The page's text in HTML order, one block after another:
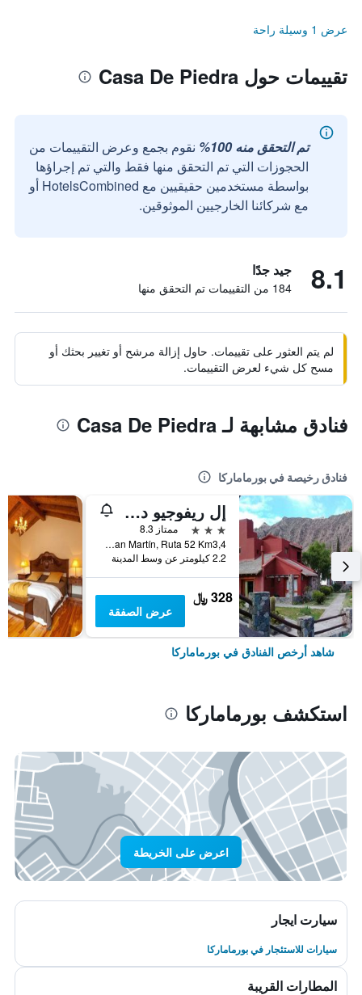
عرض 1 وسيلة راحة
تقييمات حول Casa De Piedra
تم التحقق منه 100%
نقوم بجمع وعرض التقييمات من
الحجوزات التي تم التحقق منها فقط والتي تم إجراؤها
بواسطة مستخدمين حقيقيين مع HotelsCombined أو
مع شركائنا الخارجيين الموثوقين.
8.1 جيد جدًا
184 من التقييمات تم التحقق منها
لم يتم العثور على تقييمات. حاول إزالة مرشح أو تغيير بحثك أو
مسح كل شيء لعرض التقييمات.
فنادق مشابهة لـ Casa De Piedra
فنادق رخيصة في بورماماركا
إل ريفوجيو دي كوكوينا
3 نجوم
ممتاز 8.3
Av. San Martín, Ruta 52 Km3,4, بورماماركا, محافظة خوخوي, الأرجنتين
2.2 كيلومتر عن وسط المدينة
328 ﷼
عرض الصفقة
شاهد أرخص الفنادق في بورماماركا
استكشف بورماماركا
اعرض على الخريطة
سيارت ايجار
سيارات للاستئجار في بورماماركا
المطارات القريبة